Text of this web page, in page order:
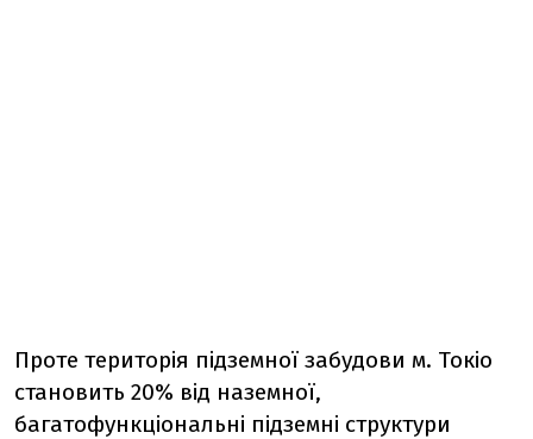
Проте територія підземної забудови м. Токіо
становить 20% від наземної,
багатофункціональні підземні структури